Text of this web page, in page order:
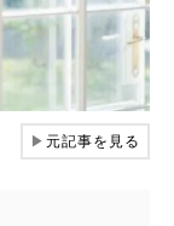
▶元記事を見る